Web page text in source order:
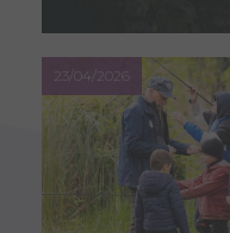
23/04/2026